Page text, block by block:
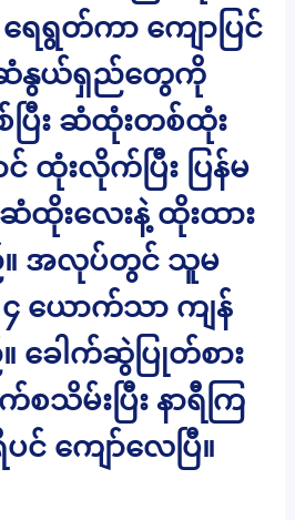
ရွတ်ကာ ကျောပြင်
ဆံနွယ်ရှည်တွေကို
ပြီး ဆံထုံးတစ်ထုံး
ထုံးလိုက်ပြီး ပြန်မ
ဆံထိုးလေးနဲ့ ထိုးထား
အလုပ်တွင် သူမ
ယောက်သာ ကျန်
ေါက်ဆွဲပြုတ်စား
သိမ်းပြီး နာရီကြ
င် ကျော်လေပြီ။